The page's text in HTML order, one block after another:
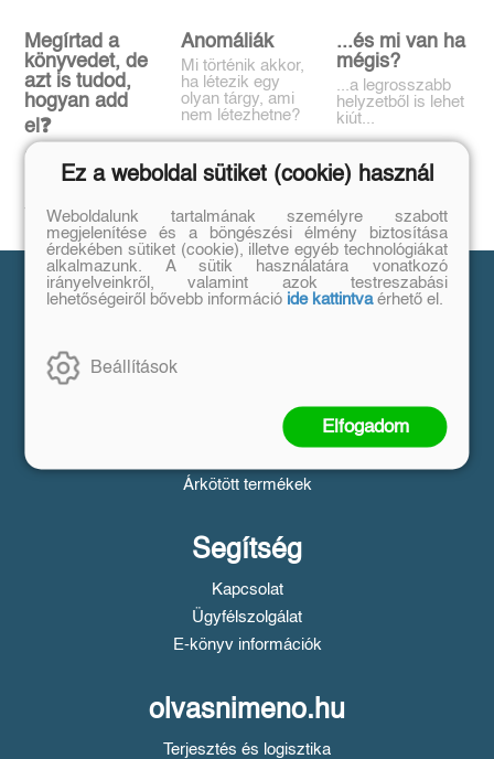
Megírtad a
könyvedet, de
azt is tudod,
hogyan add
el❓️
Időpont: június
16., 18:00-19:00
Tovább
Anomáliák
Mi történik akkor,
ha létezik egy
olyan tárgy, ami
nem létezhetne?
...és mi van ha
mégis?
...a legrosszabb
helyzetből is lehet
kiút...
Vásárlás
Tájékoztató a Simple fizetésről
Adatvédelem
Árkötött termékek
Segítség
Kapcsolat
Ügyfélszolgálat
E-könyv információk
olvasnimeno.hu
Terjesztés és logisztika
Ez a weboldal sütiket (cookie) használ
Weboldalunk tartalmának személyre szabott
megjelenítése és a böngészési élmény biztosítása
érdekében sütiket (cookie), illetve egyéb technológiákat
alkalmazunk. A sütik használatára vonatkozó
irányelveinkről, valamint azok testreszabási
lehetőségeiről bővebb információ ide kattintvaérhető el.
Beállítások
Elfogadom